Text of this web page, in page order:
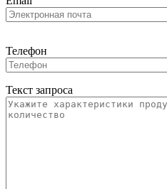
Телефон
Текст запроса